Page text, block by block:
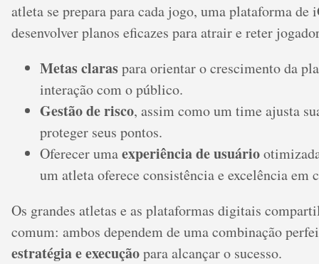
atleta se prepara para cada jogo, uma plataforma de
desenvolver planos eficazes para atrair e reter
Metas claraspara orientar o crescimento da
interação com o público.
Gestão de risco, assim como um time ajusta
proteger seus pontos.
Oferecer umaexperiência de usuário
um atleta oferece consistência e excelência em
Os grandes atletas e as plataformas digitais
comum: ambos dependem de uma combinação
estratégia e execuçãopara alcançar o sucesso.